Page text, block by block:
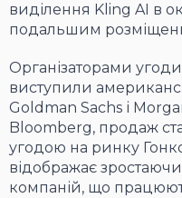
виділення Kling AI в
подальшим
Організаторами
виступили
Goldman Sachs і
Bloomberg, продаж
угодою на ринку
відображає
компаній, що